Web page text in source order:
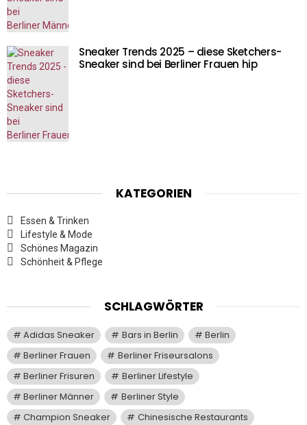
Sneaker Trends 2025 – diese Sketchers-
Sneaker sind bei Berliner Frauen hip
KATEGORIEN
Essen & Trinken
Lifestyle & Mode
Schönes Magazin
Schönheit & Pflege
SCHLAGWÖRTER
Adidas Sneaker Bars in Berlin
Berlin
Berliner Frauen
Berliner Friseursalons
Berliner Frisuren
Berliner Lifestyle
Berliner Männer
Berliner Style
Champion Sneaker
Chinesische Restaurants